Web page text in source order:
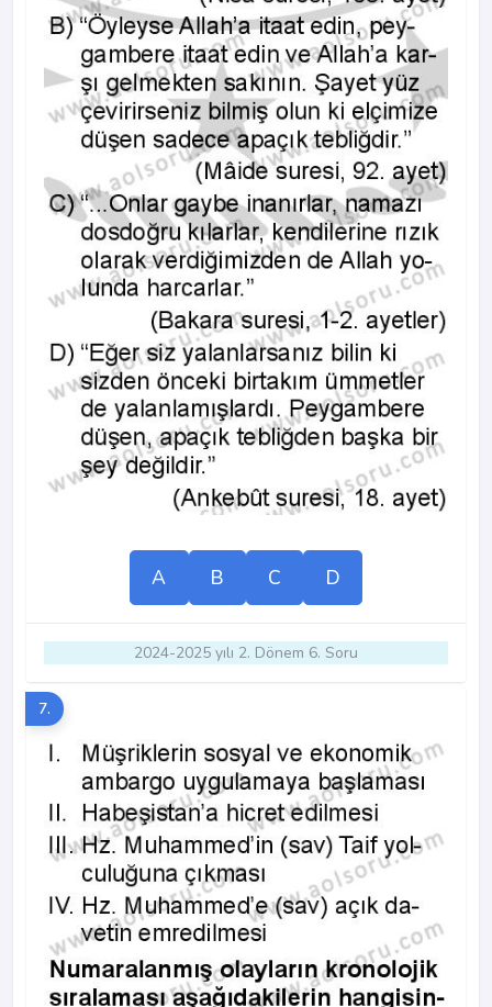
A B C D
2024-2025 yılı 2. Dönem 6. Soru
7.